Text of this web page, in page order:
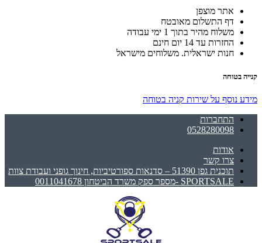
אתר מוצפן
דף התשלום מאובטח
משלוח מהיר בתוך 1 ימי עבודה
החזרות עד 14 יום חינם
חנות ישראלית. משלוחים מישראל
קנייה בטוחה
מידע נוסף על שירות קניה בטוחה
התחברות
0528280098
אודות
צרו קשר
תוכנית גפן 51390 – סדנאות ספורטיביות, חינוך גופני ועבודת צוות
SPORTSALE -מספר ספק משרד הביטחון 0011041678